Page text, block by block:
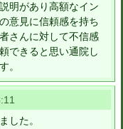
明があり高額なイン
意見に信頼感を持ち
さんに対して不信感
できると思い通院し
。
した。